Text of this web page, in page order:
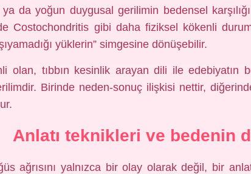
da yoğun duygusal gerilimin bedensel
Costochondritis gibi daha fiziksel kökenli
yüklerin” simgesine dönüşebilir.
olan, tıbbın kesinlik arayan dili ile edebiyatın
Birinde neden-sonuç ilişkisi nettir,
Anlatı teknikleri ve bedenin
ağrısını yalnızca bir olay olarak değil, bir